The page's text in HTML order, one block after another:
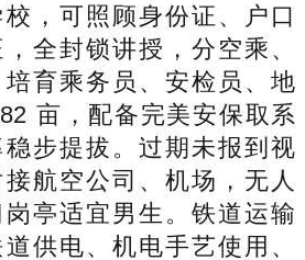
，可照顾身份证、户口
全封锁讲授，分空乘、
育乘务员、安检员、地
亩，配备完美安保取系
步提拔。过期未报到视
航空公司、机场，无人
亭适宜男生。铁道运输
供电、机电手艺使用、